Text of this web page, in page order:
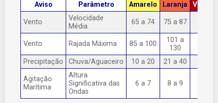
Aviso Parâmetro Amarelo Laranja
Vento
Velocidade
Média
65 a 74 75 a 87
Vento Rajada Máxima 85 a 100
101 a
130
Precipitação Chuva/Aguaceiro 10 a 20 21 a 40
Agitação
Marítima
Altura
Significativa das
Ondas
6 a 7 8 a 9